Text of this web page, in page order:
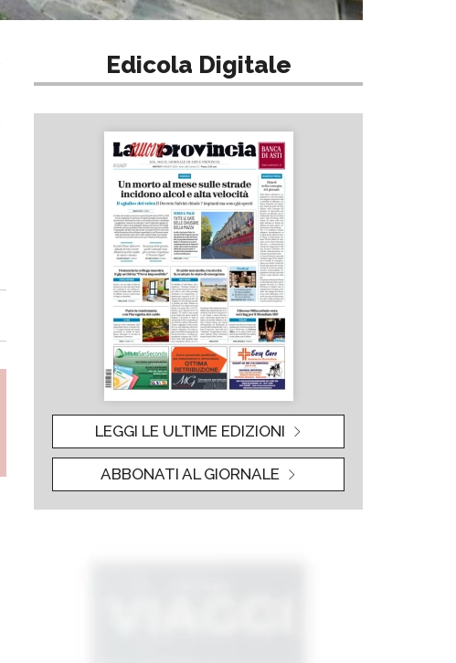
Edicola Digitale
LEGGI LE ULTIME EDIZIONI
ABBONATI AL GIORNALE